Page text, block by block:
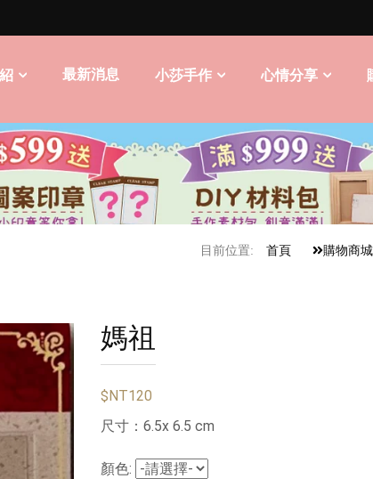
最新消息 小莎手作 心情分享
目前位置: 首頁 購物商城
媽祖
$NT120
尺寸：6.5x 6.5 cm
顏色: